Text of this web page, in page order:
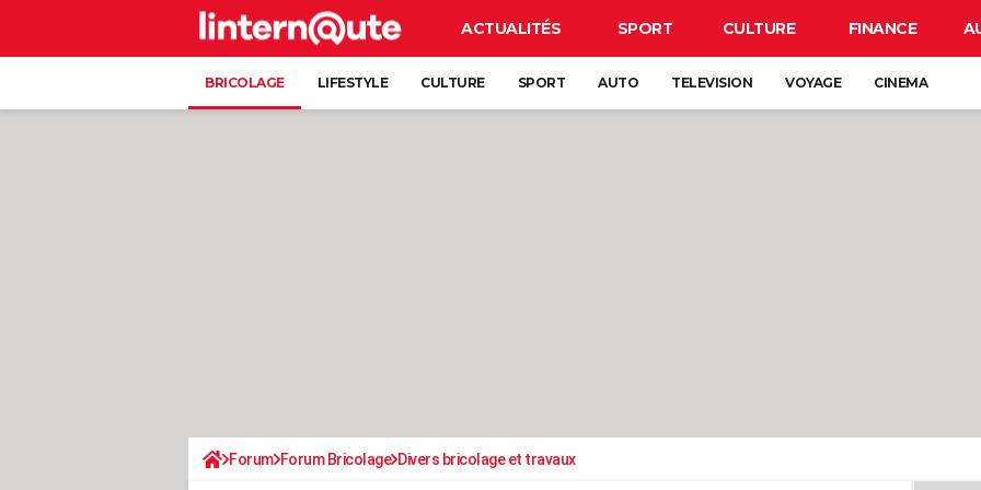
ACTUALITÉS SPORT CULTURE FINANCE
BRICOLAGE LIFESTYLE CULTURE SPORT AUTO TELEVISION VOYAGE CINEMA
Forum Forum Bricolage Divers bricolage et travaux